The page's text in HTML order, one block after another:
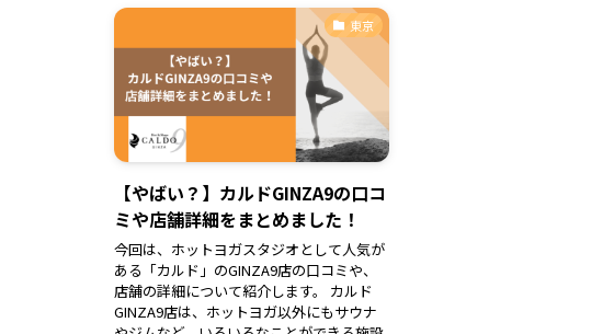
東京
【やばい？】カルドGINZA9の口コ
ミや店舗詳細をまとめました！
今回は、ホットヨガスタジオとして人気が
ある「カルド」のGINZA9店の口コミや、
店舗の詳細について紹介します。 カルド
GINZA9店は、ホットヨガ以外にもサウナ